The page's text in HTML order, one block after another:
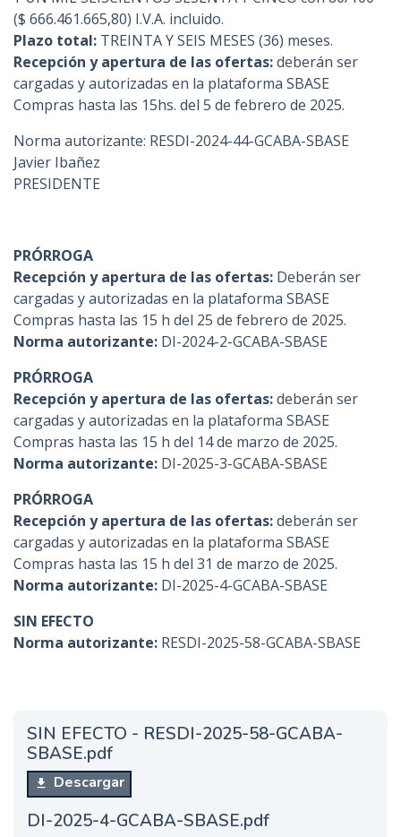
($ 666.461.665,80) I.V.A. incluido.
Plazo total: TREINTA Y SEIS MESES (36) meses.
Recepción y apertura de las ofertas:deberán ser
cargadas y autorizadas en la plataforma SBASE
Compras hasta las 15hs. del 5 de febrero de 2025.
Norma autorizante: RESDI-2024-44-GCABA-SBASE
Javier Ibañez
PRESIDENTE
PRÓRROGA
Recepción y apertura de las ofertas: Deberán ser
cargadas y autorizadas en la plataforma SBASE
Compras hasta las 15 h del 25 de febrero de 2025.
Norma autorizante: DI-2024-2-GCABA-SBASE
PRÓRROGA
Recepción y apertura de las ofertas:deberán ser
cargadas y autorizadas en la plataforma SBASE
Compras hasta las 15 h del 14 de marzo de 2025.
Norma autorizante: DI-2025-3-GCABA-SBASE
PRÓRROGA
Recepción y apertura de las ofertas:deberán ser
cargadas y autorizadas en la plataforma SBASE
Compras hasta las 15 h del 31 de marzo de 2025.
Norma autorizante: DI-2025-4-GCABA-SBASE
SIN EFECTO
Norma autorizante: RESDI-2025-58-GCABA-SBASE
SIN EFECTO - RESDI-2025-58-GCABA-
SBASE.pdf
Descargar
DI-2025-4-GCABA-SBASE.pdf